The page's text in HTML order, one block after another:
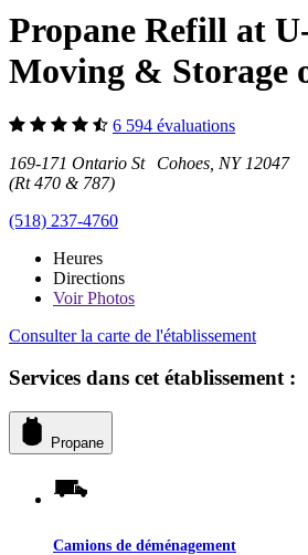
Propane Refill at
Moving & Storage
6 594 évaluations
169-171 Ontario St Cohoes, NY 12047
(Rt 470 & 787)
(518) 237-4760
Heures
Directions
VoirPhotos
Consulter la carte de l'établissement
Services dans cet établissement :
Propane
Camions de déménagement